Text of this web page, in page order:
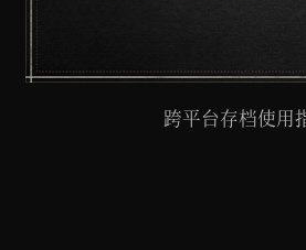
跨平台存档使用